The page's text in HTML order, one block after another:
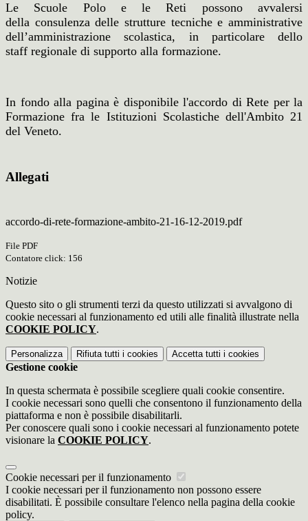
Le Scuole Polo e le Reti possono avvalersi
della consulenza delle strutture tecniche e amministrative
dell’amministrazione scolastica, in particolare dello
staff regionale di supporto alla formazione.
In fondo alla pagina è disponibile l'accordo di Rete per la
Formazione fra le Istituzioni Scolastiche dell'Ambito 21
del Veneto.
Allegati
accordo-di-rete-formazione-ambito-21-16-12-2019.pdf
File PDF
Contatore click: 156
Notizie
Questo sito o gli strumenti terzi da questo utilizzati si avvalgono di
cookie necessari al funzionamento ed utili alle finalità illustrate nella
COOKIE POLICY.
Personalizza Rifiuta tutti i cookies Accetta tutti i cookies
Gestione cookie
In questa schermata è possibile scegliere quali cookie consentire.
I cookie necessari sono quelli che consentono il funzionamento della
piattaforma e non è possibile disabilitarli.
Per conoscere quali sono i cookie necessari al funzionamento potete
visionare la COOKIE POLICY.
Cookie necessari per il funzionamento
I cookie necessari per il funzionamento non possono essere
disabilitati. È possibile consultare l'elenco nella pagina della cookie
policy.